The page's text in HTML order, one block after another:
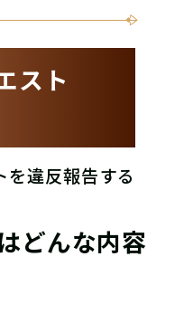
スト
を違反報告する
どんな内容